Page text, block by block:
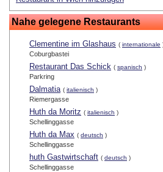
Nahe gelegene Restaurants
Clementine im Glashaus ( internationale
Coburgbastei
Restaurant Das Schick ( spanisch )
Parkring
Dalmatia ( italienisch )
Riemergasse
Huth da Moritz ( italienisch )
Schellinggasse
Huth da Max ( deutsch )
Schellinggasse
huth Gastwirtschaft ( deutsch )
Schellinggasse